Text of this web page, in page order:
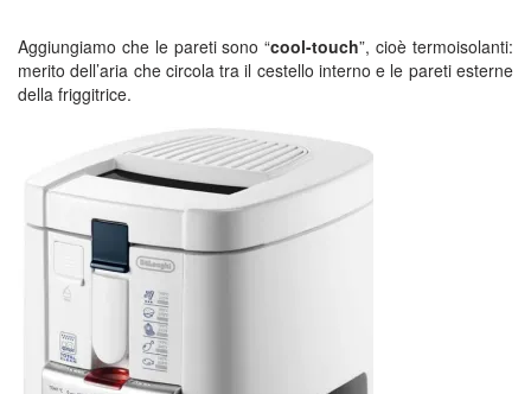
Aggiungiamo che le pareti sono “cool-touch”, cioè termoisolanti:
merito dell’aria che circola tra il cestello interno e le pareti esterne
della friggitrice.